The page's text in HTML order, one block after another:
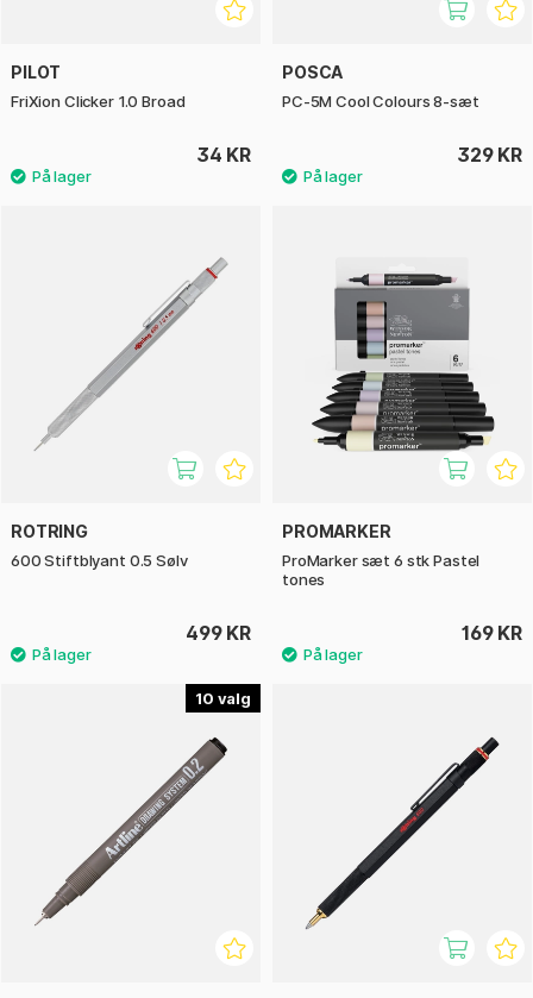
PILOT
FriXion Clicker 1.0 Broad
34 KR
POSCA
PC-5M Cool Colours 8-sæt
329 KR
ROTRING
600 Stiftblyant 0.5 Sølv
499 KR
PROMARKER
ProMarker sæt 6 stk Pastel
tones
169 KR
10